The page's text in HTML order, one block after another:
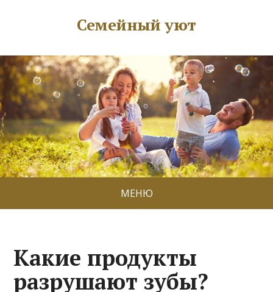
Семейный уют
МЕНЮ
Какие продукты
разрушают зубы?